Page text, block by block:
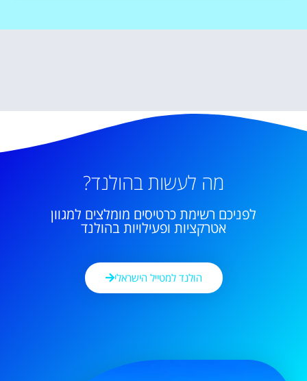
מה לעשות בהולנד?
לפניכם רשימת כרטיסים מומלצים למגוון
אטרקציות ופעילויות בהולנד
הולנד למטייל הישראלי